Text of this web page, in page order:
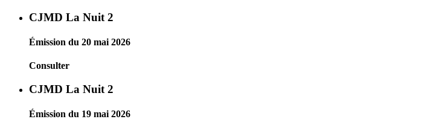
CJMD La Nuit 2
Émission du 20 mai 2026
Consulter
CJMD La Nuit 2
Émission du 19 mai 2026